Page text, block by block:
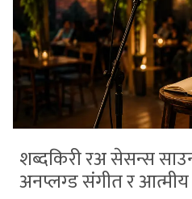
शब्दकिरी रअ सेसन्स
अनप्लग्ड संगीत र